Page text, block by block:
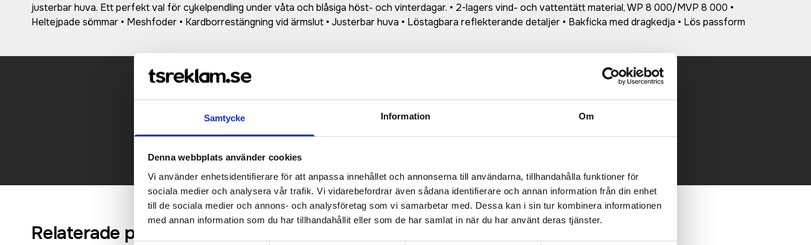
Samtycke Information Om
Denna webbplats använder cookies
Vi använder enhetsidentifierare för att anpassa innehållet och annonserna till användarna, tillhandahålla funktioner för
sociala medier och analysera vår trafik. Vi vidarebefordrar även sådana identifierare och annan information från din enhet
till de sociala medier och annons- och analysföretag som vi samarbetar med. Dessa kan i sin tur kombinera informationen
med annan information som du har tillhandahållit eller som de har samlat in när du har använt deras tjänster.
justerbar huva. Ett perfekt val för cykelpendling under våta och blåsiga höst- och vinterdagar. • 2-lagers vind- och vattentätt material, WP 8 000/MVP 8 000 •
Heltejpade sömmar • Meshfoder • Kardborrestängning vid ärmslut • Justerbar huva • Löstagbara reflekterande detaljer • Bakficka med dragkedja • Lös passform
Relaterade produkter